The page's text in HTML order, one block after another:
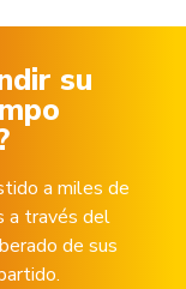
su
a miles de
a través del
de sus